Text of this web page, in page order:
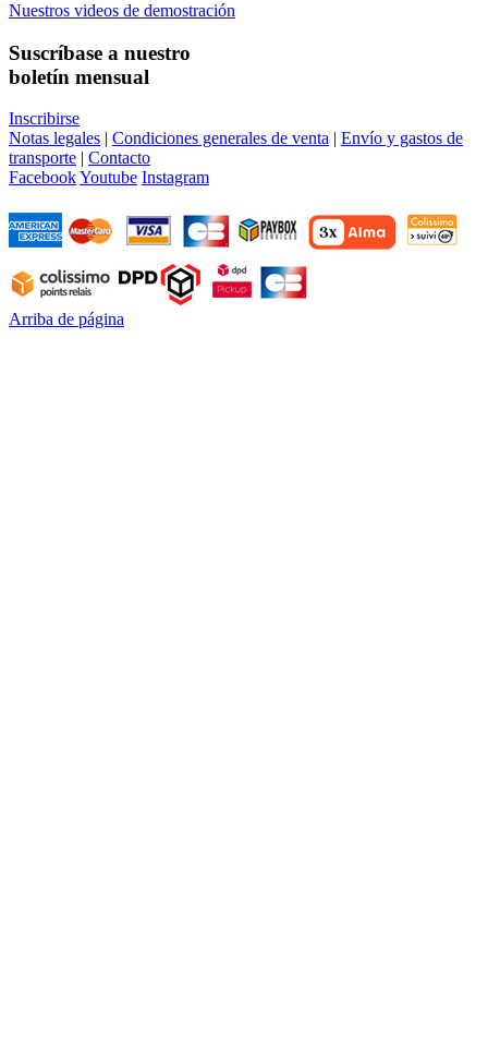
Nuestros videos de demostración
Suscríbase a nuestro
boletín mensual
Inscribirse
Notas legales | Condiciones generales de venta | Envío y gastos de
transporte | Contacto
FacebookYoutube Instagram
Arriba de página